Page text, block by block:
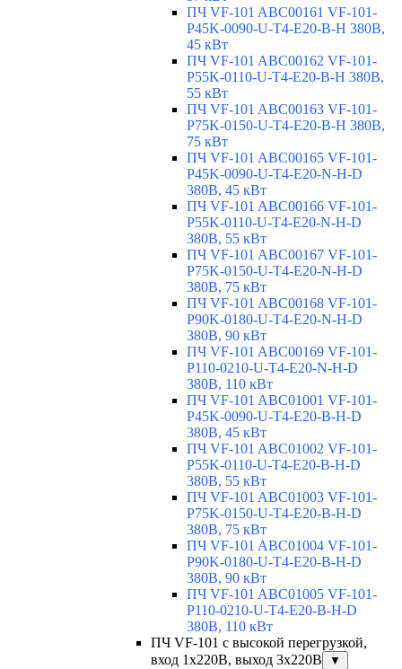
ПЧ VF-101 ABC00161 VF-101-
P45K-0090-U-T4-E20-B-H 380В,
45 кВт
ПЧ VF-101 ABC00162 VF-101-
P55K-0110-U-T4-E20-B-H 380В,
55 кВт
ПЧ VF-101 ABC00163 VF-101-
P75K-0150-U-T4-E20-B-H 380В,
75 кВт
ПЧ VF-101 ABC00165 VF-101-
P45K-0090-U-T4-E20-N-H-D
380В, 45 кВт
ПЧ VF-101 ABC00166 VF-101-
P55K-0110-U-T4-E20-N-H-D
380В, 55 кВт
ПЧ VF-101 ABC00167 VF-101-
P75K-0150-U-T4-E20-N-H-D
380В, 75 кВт
ПЧ VF-101 ABC00168 VF-101-
P90K-0180-U-T4-E20-N-H-D
380В, 90 кВт
ПЧ VF-101 ABC00169 VF-101-
P110-0210-U-T4-E20-N-H-D
380В, 110 кВт
ПЧ VF-101 ABC01001 VF-101-
P45K-0090-U-T4-E20-B-H-D
380В, 45 кВт
ПЧ VF-101 ABC01002 VF-101-
P55K-0110-U-T4-E20-B-H-D
380В, 55 кВт
ПЧ VF-101 ABC01003 VF-101-
P75K-0150-U-T4-E20-B-H-D
380В, 75 кВт
ПЧ VF-101 ABC01004 VF-101-
P90K-0180-U-T4-E20-B-H-D
380В, 90 кВт
ПЧ VF-101 ABC01005 VF-101-
P110-0210-U-T4-E20-B-H-D
380В, 110 кВт
ПЧ VF-101 с высокой перегрузкой,
вход 1х220В, выход 3х220В
▼